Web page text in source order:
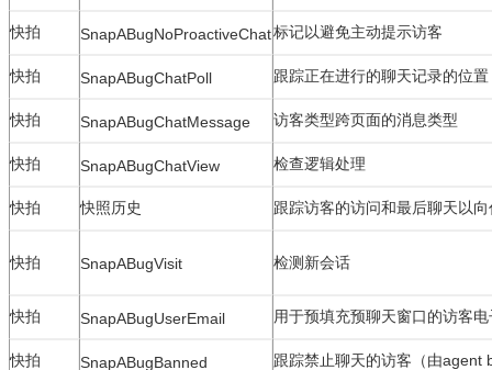
快拍 SnapABugNoProactiveChat标记以避免主动提示访客
快拍 SnapABugChatPoll 跟踪正在进行的聊天记录的位置
快拍 SnapABugChatMessage 访客类型跨页面的消息类型
快拍 SnapABugChatView 检查逻辑处理
快拍 快照历史 跟踪访客的访问和最后聊天以
快拍 SnapABugVisit 检测新会话
快拍 SnapABugUserEmail 用于预填充预聊天窗口的访客
快拍 SnapABugBanned 跟踪禁止聊天的访客（由agent